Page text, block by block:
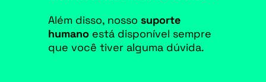
Além disso, nosso suporte
humanoestá disponível sempre
que você tiver alguma dúvida.